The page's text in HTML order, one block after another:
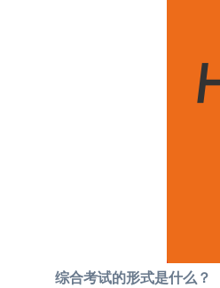
综合考试的形式是什么？